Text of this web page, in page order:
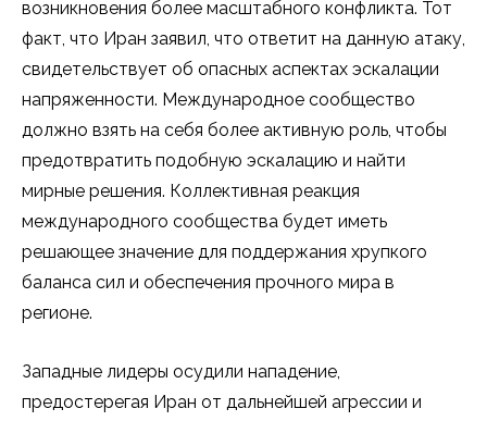
возникновения более масштабного конфликта. Тот
факт, что Иран заявил, что ответит на данную атаку,
свидетельствует об опасных аспектах эскалации
напряженности. Международное сообщество
должно взять на себя более активную роль, чтобы
предотвратить подобную эскалацию и найти
мирные решения. Коллективная реакция
международного сообщества будет иметь
решающее значение для поддержания хрупкого
баланса сил и обеспечения прочного мира в
регионе.
Западные лидеры осудили нападение,
предостерегая Иран от дальнейшей агрессии и